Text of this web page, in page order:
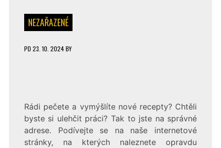
NEZAŘAZENÉ
PD 23. 10. 2024BY
Rádi pečete a vymýšlíte nové recepty? Chtěli
byste si ulehčit práci? Tak to jste na správné
adrese. Podívejte se na naše internetové
stránky, na kterých naleznete opravdu